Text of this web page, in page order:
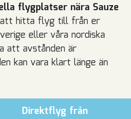
flygplatser nära Sauze
att hitta flyg till från er
eller våra nordiska
att avstånden är
kan vara klart länge än
Direktflyg från